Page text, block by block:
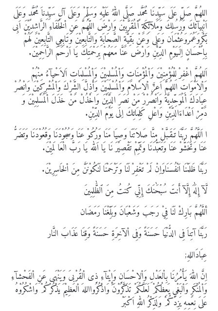
اللهُمَّ صَلِّ عَلَى سَيِّدِنَا مُحَمَّدٍ صَلَّى اللهُ عَلَيْهِ وَسَلِّمْ وَعَلَى آلِ سَيِّدِناَ مُحَمَّدٍ وَعَلَى
اَنْبِيآئِكَ وَرُسُلِكَ وَمَلآئِكَةِ اْلمُقَرَّبِيْنَ وَارْضَ اللّهُمَّ عَنِ اْلخُلَفَاءِ الرَّاشِدِيْنَ اَبِى
بَكْرٍوَعُمَروَعُثْمَان وَعَلِى وَعَنْ بَقِيَّةِ الصَّحَابَةِ وَالتَّابِعِيْنَ وَتَابِعِي التَّابِعِيْنَ لَهُمْ
بِاِحْسَانٍ اِلَىيَوْمِ الدِّيْنِ وَارْضَ عَنَّا مَعَهُمْ بِرَحْمَتِكَ يَا اَرْحَمَ الرَّاحِمِيْنَ.
اَللهُمَّ اغْفِرْ لِلْمُؤْمِنِيْنَ وَاْلمُؤْمِنَاتِ وَاْلمُسْلِمِيْنَ وَاْلمُسْلِمَاتِ اَلاَحْيآءُ مِنْهُمْ
وَاْلاَمْوَاتِ اللهُمَّ اَعِزَّ اْلاِسْلاَمَ وَاْلمُسْلِمِيْنَ وَأَذِلَّ الشِّرْكَ وَاْلمُشْرِكِيْنَ وَانْصُرْ
عِبَادَكَ اْلمُوَحِّدِيَّةَ وَانْصُرْرْ مَنْ نَصَرَ الدِّيْنَ وَاخْذُلْ مَنْ خَذَلَ اْلمُسْلِمِيْنَ وَ
دَمِّرْ اَعْدَاءَالدِّيْنِ وَاعْلِ كَلِمَاتِكَ اِلَى يَوْمَ الدِّيْنِ.
ا اَللَّهُمَّ رَبَّنَا تَـقَـبَّلْ مِنَّا صَلاَتَنَا وَصِيَا مَنَا وَرُكُوْ عَنَا وَسُجُوْدَنَا وَقُعُوْدَنَا وَتَضَرُّ
عَنَا وَتَخَشُّوْ عَنَا وَتَعَبُّدَنَا وَتَمِّمْ تَقْصِيْرَ نَا يَا اَلله يَا رَبَّ الْعَا لَمِيْنَ.
رَبَّنَا ظَلَمْنَا اَنْفُسَنَاوَاِنْ لَمْ تَغْفِرْ لَنَا وَتَرْحَمْنَا لَنَكُوْنَنَّ مِنَ اْلخَاسِرِيْنَ.
لَّآ إِلَٰهَ إِلَّآ أَنتَ سُبۡحَٰنَكَ إِنِّي كُنتُ مِنَ ٱلظَّٰلِمِينَ
أللَّهُمَّ بَارِكْ لَنَا فِيْ رَجَبَ وَشَعْبَانَ وَبَلِّغْنَا رَمَضَان
رَبَّنَا آتِناَ فِى الدُّنْيَا حَسَنَةً وَفِى اْلآخِرَةِ حَسَنَةً وَقِنَا عَذَابَ النَّار
عِبَادَاللهِ;
اِنَّ اللهَ يَأْمُرُنَا بِاْلعَدْلِ وَاْلاِحْسَانِ وَإِيْتآءِ ذِى اْلقُرْبىَ وَيَنْهَى عَنِ اْلفَحْشآءِ
وَاْلمُنْكَرِ وَاْلبَغْي يَعِظُكُمْ لَعَلَّكُمْ تَذَكَّرُوْنَ وَاذْكُرُوااللهَ اْلعَظِيْمَ يَذْكُرْكُمْ وَاشْكُرُوْهُ
عَلىَ نِعَمِهِ يَزِدْكُمْ وَلَذِكْرُ اللهِ اَكْبَرْ